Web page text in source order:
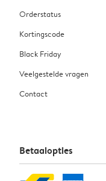
Orderstatus
Kortingscode
Black Friday
Veelgestelde vragen
Contact
Betaalopties